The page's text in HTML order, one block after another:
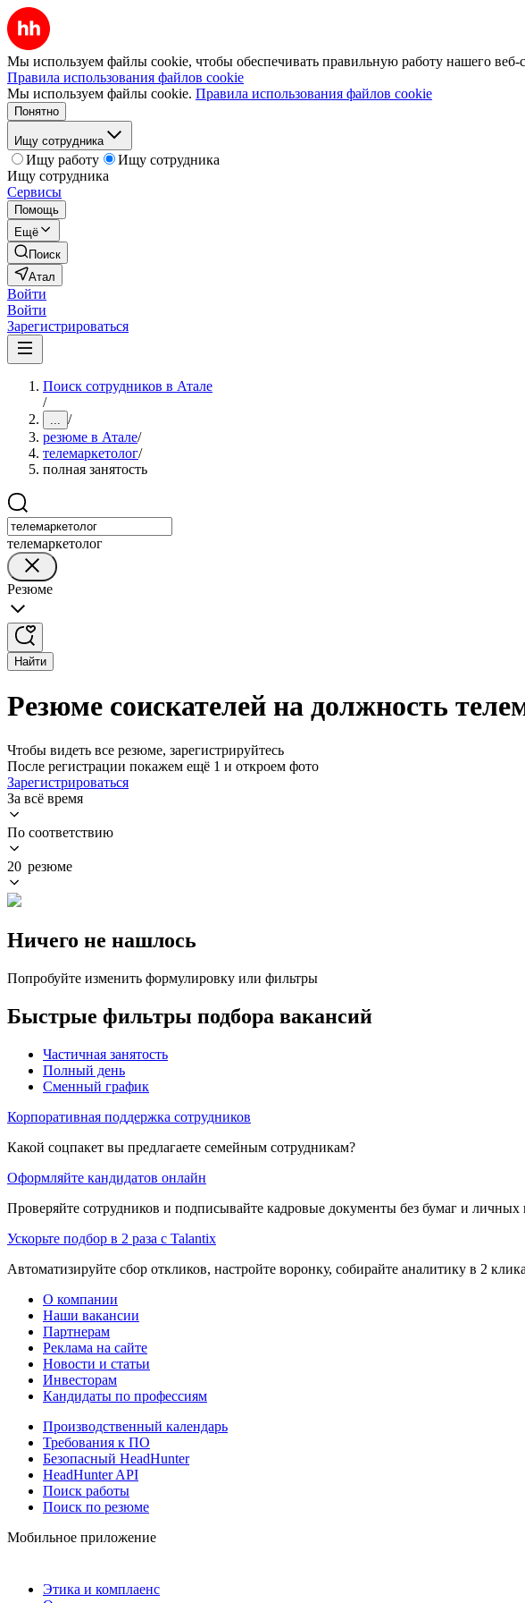
Мы используем файлы cookie, чтобы обеспечивать правильную работу нашего веб-
Правила использования файлов cookie
Мы используем файлы cookie. Правила использования файлов cookie
Понятно
Ищу сотрудника
Ищу работу
Ищу сотрудника
Ищу сотрудника
Сервисы
Помощь
Ещё
Поиск
Атал
Войти
Войти
Зарегистрироваться
Поиск сотрудников в Атале
/
... /
резюме в Атале/
телемаркетолог/
полная занятость
телемаркетолог
Резюме
Найти
Резюме соискателей на должность
Чтобы видеть все резюме, зарегистрируйтесь
После регистрации покажем ещё 1 и откроем фото
Зарегистрироваться
За всё время
По соответствию
20 резюме
Ничего не нашлось
Попробуйте изменить формулировку или фильтры
Быстрые фильтры подбора вакансий
Частичная занятость
Полный день
Сменный график
Корпоративная поддержка сотрудников
Какой соцпакет вы предлагаете семейным сотрудникам?
Оформляйте кандидатов онлайн
Проверяйте сотрудников и подписывайте кадровые документы без бумаг и личных
Ускорьте подбор в 2 раза с Talantix
Автоматизируйте сбор откликов, настройте воронку, собирайте аналитику в 2 клика
О компании
Наши вакансии
Партнерам
Реклама на сайте
Новости и статьи
Инвесторам
Кандидаты по профессиям
Производственный календарь
Требования к ПО
Безопасный HeadHunter
HeadHunter API
Поиск работы
Поиск по резюме
Мобильное приложение
Этика и комплаенс